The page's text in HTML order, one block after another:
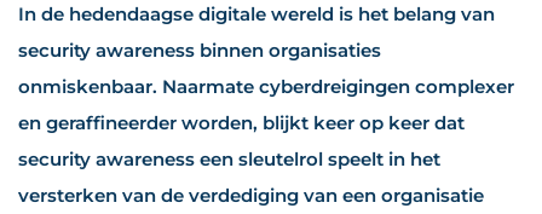
In de hedendaagse digitale wereld is het belang van
security awareness binnen organisaties
onmiskenbaar. Naarmate cyberdreigingen complexer
en geraffineerder worden, blijkt keer op keer dat
security awareness een sleutelrol speelt in het
versterken van de verdediging van een organisatie